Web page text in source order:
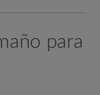
para